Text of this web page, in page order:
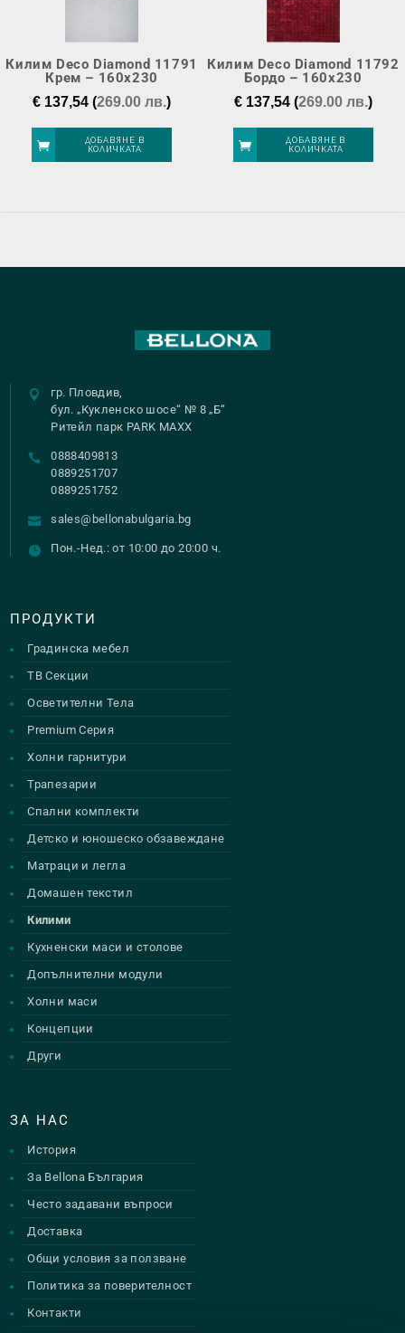
Килим Deco Diamond 11791
Крем – 160х230
€ 137,54 (269.00 лв.)
ДОБАВЯНЕ В
КОЛИЧКАТА
Килим Deco Diamond 11792
Бордо – 160х230
€137,54(269.00 лв.)
ДОБАВЯНЕ В
КОЛИЧКАТА
гр. Пловдив,
бул. „Кукленско шосе“ № 8 „Б“
Ритейл парк PARK MAXX
0888409813
0889251707
0889251752
sales@bellonabulgaria.bg
Пон.-Нед.: от 10:00 до 20:00 ч.
ПРОДУКТИ
Градинска мебел
ТВ Секции
Осветителни Тела
Premium Серия
Холни гарнитури
Трапезарии
Спални комплекти
Детско и юношеско обзавеждане
Матраци и легла
Домашен текстил
Килими
Кухненски маси и столове
Допълнителни модули
Холни маси
Концепции
Други
ЗА НАС
История
За Bellona България
Често задавани въпроси
Доставка
Общи условия за ползване
Политика за поверителност
Контакти